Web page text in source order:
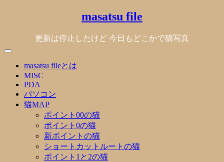
masatsu file
更新は停止したけど 今日もどこかで猫写真
masatsu fileとは
MISC
PDA
パソコン
猫MAP
ポイント00の猫
ポイント0の猫
新ポイントの猫
ショートカットルートの猫
ポイント1と2の猫